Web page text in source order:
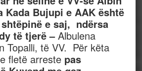
Kada Bujupi e AAK është
e saj, ndërsa
të tjerë –Albulena
Topalli, të VV. Për këta
fletë arreste pas